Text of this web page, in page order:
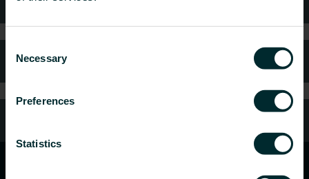
Selection
Necessary
Preferences
Statistics
Usein kysytyt kysymykset